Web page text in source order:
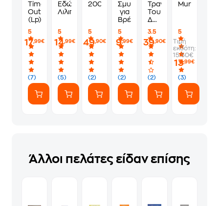
Time
Out
(Lp)
5
(7)
17,99€
Εδώ
Λιλιπούπολη
5
(5)
14,99€
2001
5
(2)
49,90€
Σμυρναίικα
για
Βρέφη
5
(2)
9,99€
Τραγούδια
Του
Δρόμου
3.5
(2)
39,90€
Murdoku
5
(3)
Τιμή
εκδότη:
15.50€
13,99€
Άλλοι πελάτες είδαν επίσης